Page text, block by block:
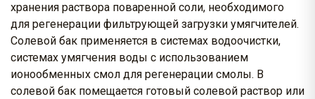
хранения раствора поваренной соли, необходимого
для регенерации фильтрующей загрузки умягчителей.
Солевой бак применяется в системах водоочистки,
системах умягчения воды с использованием
ионообменных смол для регенерации смолы. В
солевой бак помещается готовый солевой раствор или